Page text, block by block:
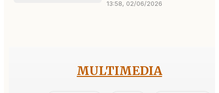
13:58, 02/06/2026
MULTIMEDIA